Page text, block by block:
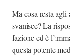
Ma cosa resta
svanisce? La
fazione ed è
questa potente